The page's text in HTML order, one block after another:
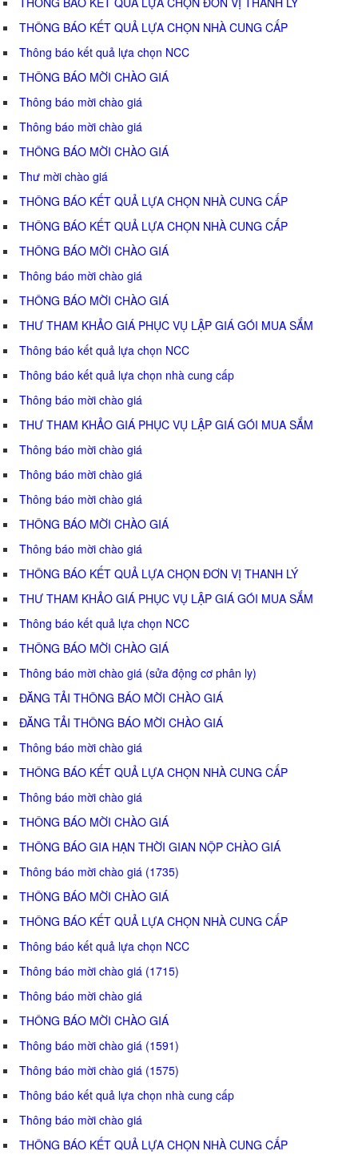
THÔNG BÁO KẾT QUẢ LỰA CHỌN NHÀ CUNG CẤP
Thông báo kết quả lựa chọn NCC
THÔNG BÁO MỜI CHÀO GIÁ
Thông báo mời chào giá
Thông báo mời chào giá
THÔNG BÁO MỜI CHÀO GIÁ
Thư mời chào giá
THÔNG BÁO KẾT QUẢ LỰA CHỌN NHÀ CUNG CẤP
THÔNG BÁO KẾT QUẢ LỰA CHỌN NHÀ CUNG CẤP
THÔNG BÁO MỜI CHÀO GIÁ
Thông báo mời chào giá
THÔNG BÁO MỜI CHÀO GIÁ
THƯ THAM KHẢO GIÁ PHỤC VỤ LẬP GIÁ GÓI MUA SẮM
Thông báo kết quả lựa chọn NCC
Thông báo kết quả lựa chọn nhà cung cấp
Thông báo mời chào giá
THƯ THAM KHẢO GIÁ PHỤC VỤ LẬP GIÁ GÓI MUA SẮM
Thông báo mời chào giá
Thông báo mời chào giá
Thông báo mời chào giá
THÔNG BÁO MỜI CHÀO GIÁ
Thông báo mời chào giá
THÔNG BÁO KẾT QUẢ LỰA CHỌN ĐƠN VỊ THANH LÝ
THƯ THAM KHẢO GIÁ PHỤC VỤ LẬP GIÁ GÓI MUA SẮM
Thông báo kết quả lựa chọn NCC
THÔNG BÁO MỜI CHÀO GIÁ
Thông báo mời chào giá (sửa động cơ phân ly)
ĐĂNG TẢI THÔNG BÁO MỜI CHÀO GIÁ
ĐĂNG TẢI THÔNG BÁO MỜI CHÀO GIÁ
Thông báo mời chào giá
THÔNG BÁO KẾT QUẢ LỰA CHỌN NHÀ CUNG CẤP
Thông báo mời chào giá
THÔNG BÁO MỜI CHÀO GIÁ
THÔNG BÁO GIA HẠN THỜI GIAN NỘP CHÀO GIÁ
Thông báo mời chào giá (1735)
THÔNG BÁO MỜI CHÀO GIÁ
THÔNG BÁO KẾT QUẢ LỰA CHỌN NHÀ CUNG CẤP
Thông báo kết quả lựa chọn NCC
Thông báo mời chào giá (1715)
Thông báo mời chào giá
THÔNG BÁO MỜI CHÀO GIÁ
Thông báo mời chào giá (1591)
Thông báo mời chào giá (1575)
Thông báo kết quả lựa chọn nhà cung cấp
Thông báo mời chào giá
THÔNG BÁO KẾT QUẢ LỰA CHỌN NHÀ CUNG CẤP